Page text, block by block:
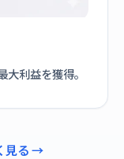
利益を獲得。
見る →